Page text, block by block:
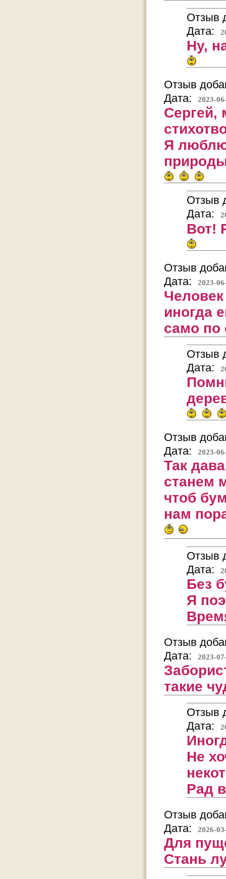
Отзыв
Дата:
Ну,
Отзыв
Дата:
2023-
Сергей,
Я
Отзыв
Дата:
Вот!
Отзыв
Дата:
2023-
Человек
иногда
само по
Отзыв
Дата:
Отзыв
Дата:
2023-
Так
станем
чтоб
нам
Отзыв
Дата:
Без
Я
Отзыв
Дата:
2023-
такие
Отзыв
Дата:
Не
Рад
Отзыв
Дата:
2026-
Для
Стань